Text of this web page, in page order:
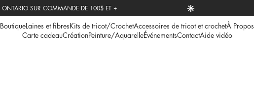
BoutiqueLaines et fibresKits de tricot/CrochetAccessoires de tricot et crochetÀ Propos
Carte cadeauCréationPeinture/AquarelleÉvénementsContactAide vidéo